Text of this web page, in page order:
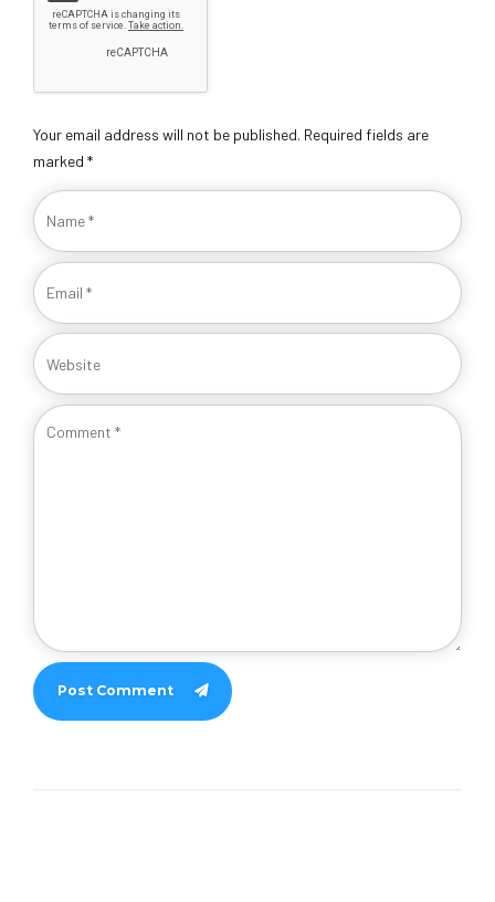
Your email address will not be published. Required fields are
marked *
Post Comment